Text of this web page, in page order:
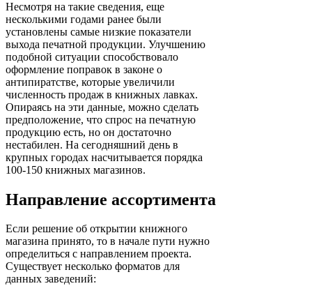
Несмотря на такие сведения, еще
несколькими годами ранее были
установлены самые низкие показатели
выхода печатной продукции. Улучшению
подобной ситуации способствовало
оформление поправок в законе о
антипиратстве, которые увеличили
численность продаж в книжных лавках.
Опираясь на эти данные, можно сделать
предположение, что спрос на печатную
продукцию есть, но он достаточно
нестабилен. На сегодняшний день в
крупных городах насчитывается порядка
100-150 книжных магазинов.
Направление ассортимента
Если решение об открытии книжного
магазина принято, то в начале пути нужно
определиться с направлением проекта.
Существует несколько форматов для
данных заведений: